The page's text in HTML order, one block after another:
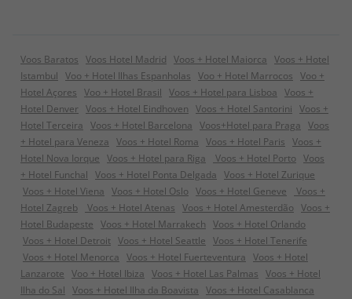
Voos Baratos Voos Hotel Madrid Voos + Hotel Maiorca Voos + Hotel
Istambul Voo + Hotel Ilhas Espanholas Voo + Hotel Marrocos Voo +
Hotel Açores Voo + Hotel Brasil Voos + Hotel para Lisboa Voos +
Hotel Denver Voos + Hotel Eindhoven Voos + Hotel Santorini Voos +
Hotel Terceira Voos + Hotel Barcelona Voos+Hotel para Praga Voos
+ Hotel para Veneza Voos + Hotel Roma Voos + Hotel Paris Voos +
Hotel Nova Iorque Voos + Hotel para Riga Voos + Hotel Porto Voos
+ Hotel Funchal Voos + Hotel Ponta Delgada Voos + Hotel Zurique
Voos + Hotel Viena Voos + Hotel Oslo Voos + Hotel Geneve
Voos +
Hotel Zagreb
Voos + Hotel Atenas Voos + Hotel Amesterdão Voos +
Hotel Budapeste Voos + Hotel Marrakech Voos + Hotel Orlando
Voos + Hotel Detroit Voos + Hotel Seattle Voos + Hotel Tenerife
Voos + Hotel Menorca Voos + Hotel Fuerteventura Voos + Hotel
Lanzarote Voo + Hotel Ibiza Voos + Hotel Las Palmas Voos + Hotel
Ilha do Sal Voos + Hotel Ilha da Boavista Voos + Hotel Casablanca